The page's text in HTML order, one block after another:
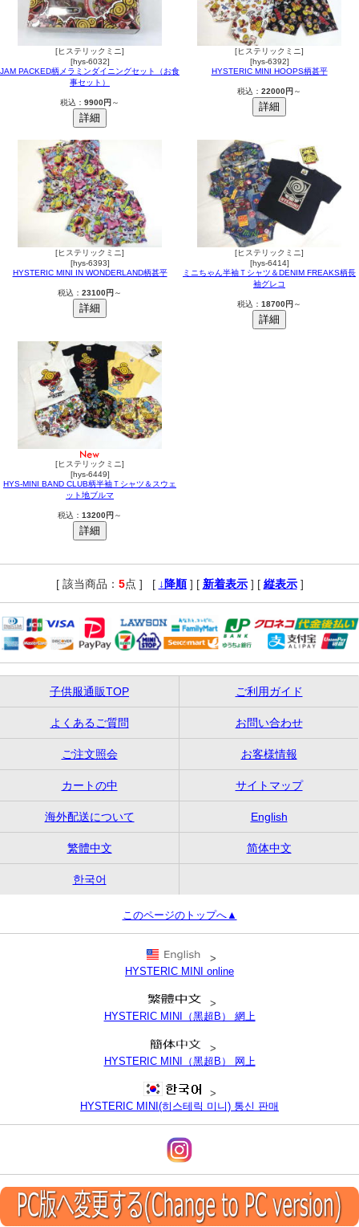
[ヒステリックミニ]
[hys-6032]
JAM PACKED柄メラミンダイニングセット（お食
事セット）
税込： 9900円 ～
[ヒステリックミニ]
[hys-6392]
HYSTERIC MINI HOOPS柄甚平
税込： 22000円 ～
[ヒステリックミニ]
[hys-6393]
HYSTERIC MINI IN WONDERLAND柄甚平
税込： 23100円 ～
[ヒステリックミニ]
[hys-6414]
ミニちゃん半袖Ｔシャツ＆DENIM FREAKS柄長
袖グレコ
税込： 18700円 ～
[ヒステリックミニ]
[hys-6449]
HYS-MINI BAND CLUB柄半袖Ｔシャツ＆スウェ
ット地ブルマ
税込： 13200円 ～
[ 該当商品： 5点 ] [ ↓降順 ] [ 新着表示 ] [ 縦表示 ]
子供服通販TOP ご利用ガイド
よくあるご質問 お問い合わせ
ご注文照会 お客様情報
カートの中 サイトマップ
海外配送について English
繁體中文 简体中文
한국어
このページのトップへ▲
>
HYSTERIC MINI online
>
HYSTERIC MINI（黑超B） 網上
>
HYSTERIC MINI（黑超B） 网上
>
HYSTERIC MINI(히스테릭 미니) 통신 판매